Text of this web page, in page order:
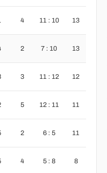
4 11 : 10 13
2 7 : 10 13
3 11 : 12 12
5 12 : 11 11
2 6 : 5 11
4 5 : 8 8